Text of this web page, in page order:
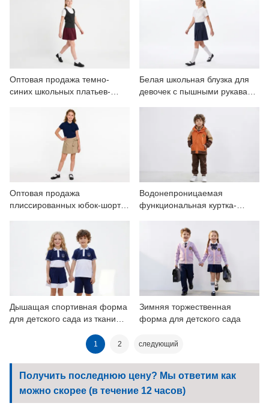
Оптовая продажа темно-
синих школьных платьев-
и плиссировкой для девочек.
Белая школьная блузка для
девочек с пышными рукавами
Оптовая продажа
плиссированных юбок-шорт
девочек, школьной формы.
Водонепроницаемая
функциональная куртка-
для любой погоды.
Дышащая спортивная форма
для детского сада из ткани
Зимняя торжественная
форма для детского сада
1 2 следующий
Получить последнюю цену? Мы ответим как
можно скорее (в течение 12 часов)